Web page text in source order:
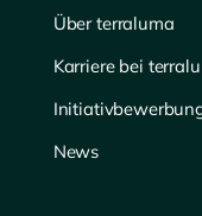
Über terraluma
Karriere bei
News